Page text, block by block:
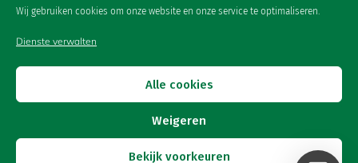
Wij gebruiken cookies om onze website en onze service te optimaliseren.
Dienste verwalten
Alle cookies
Weigeren
Bekijk voorkeuren